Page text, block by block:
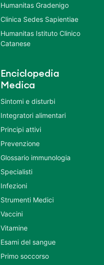
Humanitas Gradenigo
Clinica Sedes Sapientiae
Humanitas Istituto Clinico
Catanese
Enciclopedia
Medica
Sintomi e disturbi
Integratori alimentari
Principi attivi
Prevenzione
Glossario immunologia
Specialisti
Infezioni
Strumenti Medici
Vaccini
Vitamine
Esami del sangue
Primo soccorso